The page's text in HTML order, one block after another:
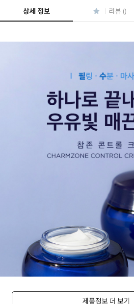
상세 정보 리뷰 ()
제품정보 더 보기